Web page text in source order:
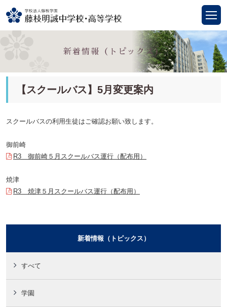
新着情報（トピックス）
【スクールバス】5月変更案内
スクールバスの利用生徒はご確認お願い致します。
御前崎
R3 御前崎５月スクールバス運行（配布用）
焼津
R3 焼津５月スクールバス運行（配布用）
新着情報（トピックス）
すべて
学園